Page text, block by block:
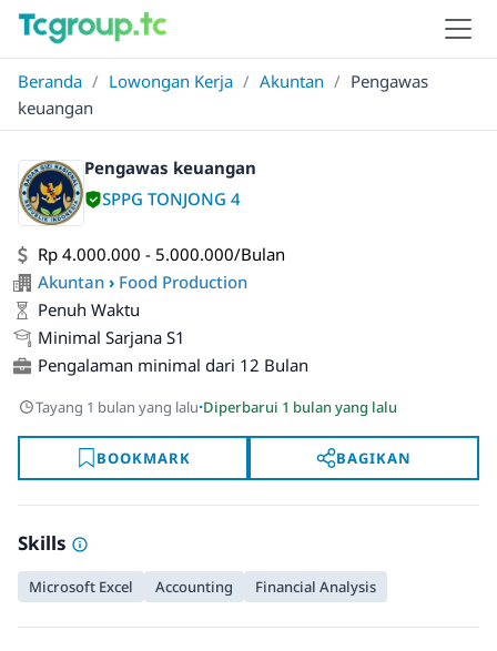
Beranda / Lowongan Kerja / Akuntan / Pengawas
keuangan
Pengawas keuangan
SPPG TONJONG 4
Rp 4.000.000 - 5.000.000/Bulan
Akuntan › Food Production
Penuh Waktu
Minimal Sarjana S1
Pengalaman minimal dari 12 Bulan
Tayang 1 bulan yang lalu·Diperbarui 1 bulan yang lalu
BOOKMARK BAGIKAN
Skills
Microsoft Excel Accounting Financial Analysis